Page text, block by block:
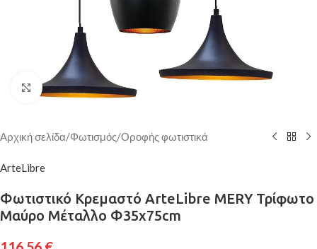
Κάντε κλικ για μεγέθυνση
Αρχική σελίδα/Φωτισμός/Οροφής φωτιστικά
ArteLibre
Φωτιστικό Κρεμαστό ArteLibre MERY Τρίφωτο
Μαύρο Μέταλλο Φ35x75cm